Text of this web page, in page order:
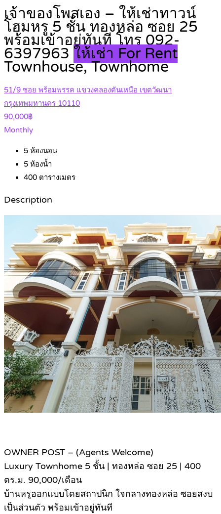
เจ้าของโพสเอง – ให้เช่าทาวน์
โฮมหรู 5 ชั้น ทองหล่อ ซอย 25
พร้อมเข้าอยู่ทันที โทร 092-
6397963 ให้เช่า For Rent
Townhouse, Townhome
51/9 ซอย พร้อมพรรค แขวงคลองตันเหนือ เขตวัฒนา
กรุงเทพมหานคร 10110
90,000฿
Monthly
5 ห้องนอน
5 ห้องน้ำ
400 ตารางเมตร
Description
OWNER POST – (Agents Welcome)
Luxury Townhome 5 ชั้น | ทองหล่อ ซอย 25 | 400
ตร.ม. 90,000/เดือน
บ้านหรูออกแบบโดยสถาปนิก ใจกลางทองหล่อ ซอยสงบ
เป็นส่วนตัว พร้อมเข้าอยู่ทันที